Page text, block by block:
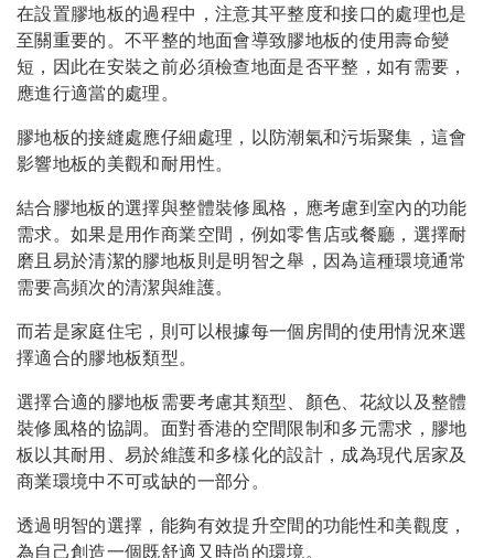
在設置膠地板的過程中，注意其平整度和接口的處理也是
至關重要的。不平整的地面會導致膠地板的使用壽命變
短，因此在安裝之前必須檢查地面是否平整，如有需要，
應進行適當的處理。
膠地板的接縫處應仔細處理，以防潮氣和污垢聚集，這會
影響地板的美觀和耐用性。
結合膠地板的選擇與整體裝修風格，應考慮到室內的功能
需求。如果是用作商業空間，例如零售店或餐廳，選擇耐
磨且易於清潔的膠地板則是明智之舉，因為這種環境通常
需要高頻次的清潔與維護。
而若是家庭住宅，則可以根據每一個房間的使用情況來選
擇適合的膠地板類型。
選擇合適的膠地板需要考慮其類型、顏色、花紋以及整體
裝修風格的協調。面對香港的空間限制和多元需求，膠地
板以其耐用、易於維護和多樣化的設計，成為現代居家及
商業環境中不可或缺的一部分。
透過明智的選擇，能夠有效提升空間的功能性和美觀度，
為自己創造一個既舒適又時尚的環境。